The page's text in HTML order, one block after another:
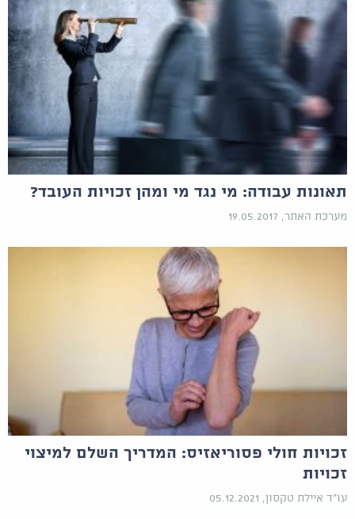
תאונות עבודה: מי נגד מי ומהן זכויות העובד?
מערכת האתר, 19.05.2017
זכויות חולי פסוריאזיס: המדריך השלם למיצוי
זכויות
עו"ד איילת טקסון, 05.12.2021